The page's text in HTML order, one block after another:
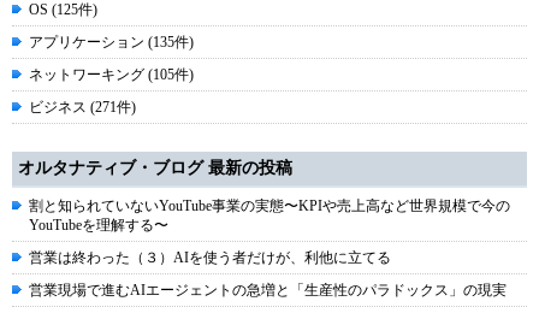
OS (125件)
アプリケーション (135件)
ネットワーキング (105件)
ビジネス (271件)
オルタナティブ・ブログ 最新の投稿
割と知られていないYouTube事業の実態〜KPIや売上高など世界規模で今の
YouTubeを理解する〜
営業は終わった（３）AIを使う者だけが、利他に立てる
営業現場で進むAIエージェントの急増と「生産性のパラドックス」の現実